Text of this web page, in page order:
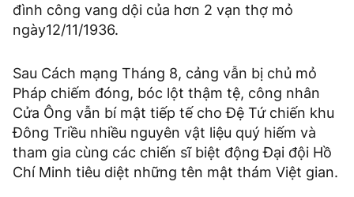
đình công vang dội của hơn 2 vạn thợ mỏ
ngày12/11/1936.
Sau Cách mạng Tháng 8, cảng vẫn bị chủ mỏ
Pháp chiếm đóng, bóc lột thậm tệ, công nhân
Cửa Ông vẫn bí mật tiếp tế cho Đệ Tứ chiến khu
Đông Triều nhiều nguyên vật liệu quý hiếm và
tham gia cùng các chiến sĩ biệt động Đại đội Hồ
Chí Minh tiêu diệt những tên mật thám Việt gian.